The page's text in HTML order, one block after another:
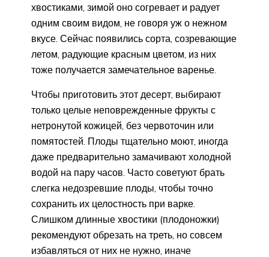
хвостиками, зимой оно согревает и радует
одним своим видом, не говоря уж о нежном
вкусе. Сейчас появились сорта, созревающие
летом, радующие красным цветом, из них
тоже получается замечательное варенье.
Чтобы приготовить этот десерт, выбирают
только целые неповрежденные фрукты с
нетронутой кожицей, без червоточин или
помятостей. Плоды тщательно моют, иногда
даже предварительно замачивают холодной
водой на пару часов. Часто советуют брать
слегка недозревшие плоды, чтобы точно
сохранить их целостность при варке.
Слишком длинные хвостики (плодоножки)
рекомендуют обрезать на треть, но совсем
избавляться от них не нужно, иначе